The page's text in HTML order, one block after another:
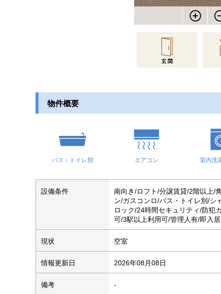
物件概要
バス・トイレ別 エアコン 室内洗
設備条件
南向き/ロフト/分譲賃貸/2階以上/
ン/ガスコンロ/バス・トイレ別/シ
ロック/24時間セキュリティ/防犯
可/3駅以上利用可/管理人有/即入
現状 空室
情報更新日 2026年08月08日
備考 -